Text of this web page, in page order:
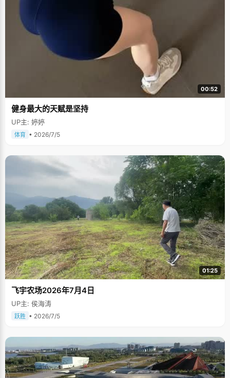
00:52
健身最大的天赋是坚持
UP主: 婷婷
体育 • 2026/7/5
01:25
飞宇农场2026年7月4日
UP主: 侯海涛
跃胜 • 2026/7/5